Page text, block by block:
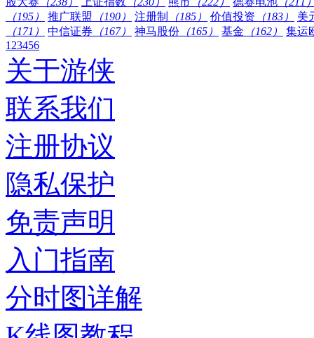
（195）
推广联盟 （190） 注册制 （185） 价值投资 （183）
美
（171）
中信证券 （167） 神马股份 （165） 基金 （162）
集运
1 23456
关于游侠
联系我们
注册协议
隐私保护
免责声明
入门指南
分时图详解